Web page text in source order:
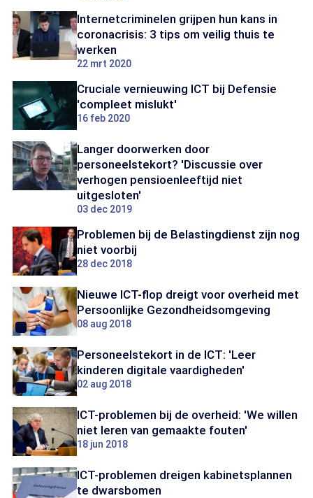
Internetcriminelen grijpen hun kans in
coronacrisis: 3 tips om veilig thuis te
werken
22 mrt 2020
Cruciale vernieuwing ICT bij Defensie
'compleet mislukt'
16 feb 2020
Langer doorwerken door
personeelstekort? 'Discussie over
verhogen pensioenleeftijd niet
uitgesloten'
03 dec 2019
Problemen bij de Belastingdienst zijn nog
niet voorbij
28 dec 2018
Nieuwe ICT-flop dreigt voor overheid met
Persoonlijke Gezondheidsomgeving
08 aug 2018
Personeelstekort in de ICT: 'Leer
kinderen digitale vaardigheden'
02 aug 2018
ICT-problemen bij de overheid: 'We willen
niet leren van gemaakte fouten'
18 jun 2018
ICT-problemen dreigen kabinetsplannen
te dwarsbomen